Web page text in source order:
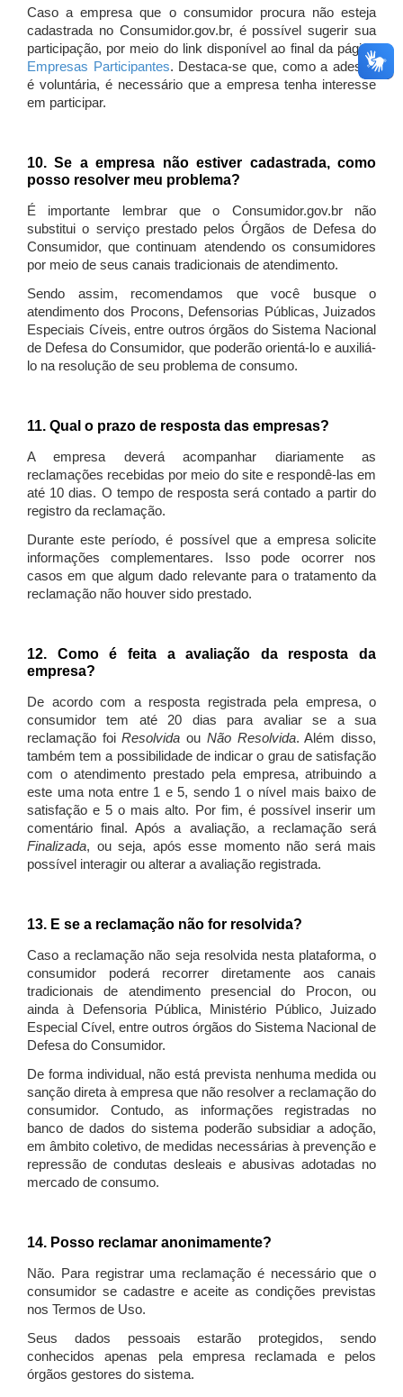
Caso a empresa que o consumidor procura não esteja
cadastrada no Consumidor.gov.br, é possível sugerir sua
participação, por meio do link disponível ao final da página
Empresas Participantes. Destaca-se que, como a adesão
é voluntária, é necessário que a empresa tenha interesse
em participar.
10. Se a empresa não estiver cadastrada, como
posso resolver meu problema?
É importante lembrar que o Consumidor.gov.br não
substitui o serviço prestado pelos Órgãos de Defesa do
Consumidor, que continuam atendendo os consumidores
por meio de seus canais tradicionais de atendimento.
Sendo assim, recomendamos que você busque o
atendimento dos Procons, Defensorias Públicas, Juizados
Especiais Cíveis, entre outros órgãos do Sistema Nacional
de Defesa do Consumidor, que poderão orientá-lo e auxiliá-
lo na resolução de seu problema de consumo.
11. Qual o prazo de resposta das empresas?
A empresa deverá acompanhar diariamente as
reclamações recebidas por meio do site e respondê-las em
até 10 dias. O tempo de resposta será contado a partir do
registro da reclamação.
Durante este período, é possível que a empresa solicite
informações complementares. Isso pode ocorrer nos
casos em que algum dado relevante para o tratamento da
reclamação não houver sido prestado.
12. Como é feita a avaliação da resposta da
empresa?
De acordo com a resposta registrada pela empresa, o
consumidor tem até 20 dias para avaliar se a sua
reclamação foiResolvida ou Não Resolvida. Além disso,
também tem a possibilidade de indicar o grau de satisfação
com o atendimento prestado pela empresa, atribuindo a
este uma nota entre 1 e 5, sendo 1 o nível mais baixo de
satisfação e 5 o mais alto. Por fim, é possível inserir um
comentário final. Após a avaliação, a reclamação será
Finalizada, ou seja, após esse momento não será mais
possível interagir ou alterar a avaliação registrada.
13. E se a reclamação não for resolvida?
Caso a reclamação não seja resolvida nesta plataforma, o
consumidor poderá recorrer diretamente aos canais
tradicionais de atendimento presencial do Procon, ou
ainda à Defensoria Pública, Ministério Público, Juizado
Especial Cível, entre outros órgãos do Sistema Nacional de
Defesa do Consumidor.
De forma individual, não está prevista nenhuma medida ou
sanção direta à empresa que não resolver a reclamação do
consumidor. Contudo, as informações registradas no
banco de dados do sistema poderão subsidiar a adoção,
em âmbito coletivo, de medidas necessárias à prevenção e
repressão de condutas desleais e abusivas adotadas no
mercado de consumo.
14. Posso reclamar anonimamente?
Não. Para registrar uma reclamação é necessário que o
consumidor se cadastre e aceite as condições previstas
nos Termos de Uso.
Seus dados pessoais estarão protegidos, sendo
conhecidos apenas pela empresa reclamada e pelos
órgãos gestores do sistema.